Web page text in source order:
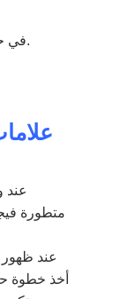
في حالة إنتهاء عمر الحشو الإفتراضي.
عند
متطورة
عند
أخذ خطوة